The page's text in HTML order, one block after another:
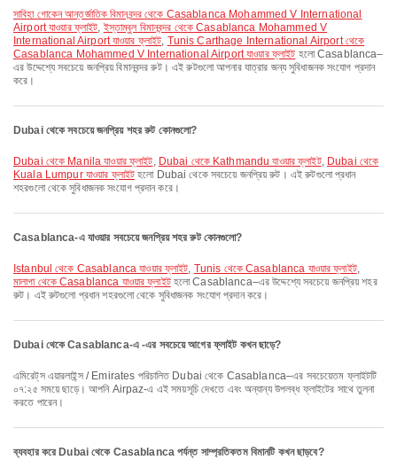
সাবিহা গোকেন আন্তর্জাতিক বিমানবন্দর থেকে Casablanca Mohammed V International
Airport যাওয়ার ফ্লাইট, ইস্তাম্বুল বিমানবন্দর থেকে Casablanca Mohammed V
International Airport যাওয়ার ফ্লাইট, Tunis Carthage International Airport থেকে
Casablanca Mohammed V International Airport যাওয়ার ফ্লাইট হলো Casablanca–
এর উদ্দেশ্যে সবচেয়ে জনপ্রিয় বিমানবন্দর রুট। এই রুটগুলো আপনার যাত্রার জন্য সুবিধাজনক সংযোগ প্রদান
করে।
Dubai থেকে সবচেয়ে জনপ্রিয় শহর রুট কোনগুলো?
Dubai থেকে Manila যাওয়ার ফ্লাইট, Dubai থেকে Kathmandu যাওয়ার ফ্লাইট, Dubai থেকে
Kuala Lumpur যাওয়ার ফ্লাইট হলো Dubai থেকে সবচেয়ে জনপ্রিয় রুট। এই রুটগুলো প্রধান
শহরগুলো থেকে সুবিধাজনক সংযোগ প্রদান করে।
Casablanca-এ যাওয়ার সবচেয়ে জনপ্রিয় শহর রুট কোনগুলো?
Istanbul থেকে Casablanca যাওয়ার ফ্লাইট, Tunis থেকে Casablanca যাওয়ার ফ্লাইট,
মালাগা থেকে Casablanca যাওয়ার ফ্লাইটহলো Casablanca–এর উদ্দেশ্যে সবচেয়ে জনপ্রিয় শহর
রুট। এই রুটগুলো প্রধান শহরগুলো থেকে সুবিধাজনক সংযোগ প্রদান করে।
Dubai থেকে Casablanca-এ -এর সবচেয়ে আগের ফ্লাইট কখন ছাড়ে?
এমিরেট্‌স এয়ারলাইন্স / Emirates পরিচালিত Dubai থেকে Casablanca–এর সবচেয়েতম ফ্লাইটটি
০৭:২৫ সময়ে ছাড়ে। আপনি Airpaz-এ এই সময়সূচি দেখতে এবং অন্যান্য উপলব্ধ ফ্লাইটের সাথে তুলনা
করতে পারেন।
ব্যবহার করে Dubai থেকে Casablanca পর্যন্ত সাম্প্রতিকতম বিমানটি কখন ছাড়বে?